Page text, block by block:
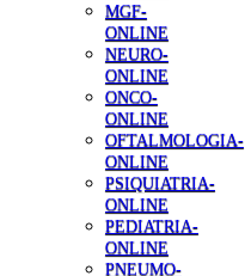
MGF-
ONLINE
NEURO-
ONLINE
ONCO-
ONLINE
OFTALMOLOGIA-
ONLINE
PSIQUIATRIA-
ONLINE
PEDIATRIA-
ONLINE
PNEUMO-